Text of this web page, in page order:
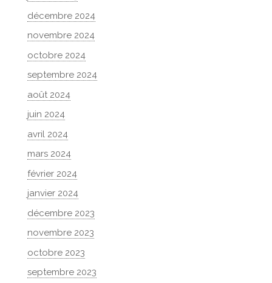
décembre 2024
novembre 2024
octobre 2024
septembre 2024
août 2024
juin 2024
avril 2024
mars 2024
février 2024
janvier 2024
décembre 2023
novembre 2023
octobre 2023
septembre 2023